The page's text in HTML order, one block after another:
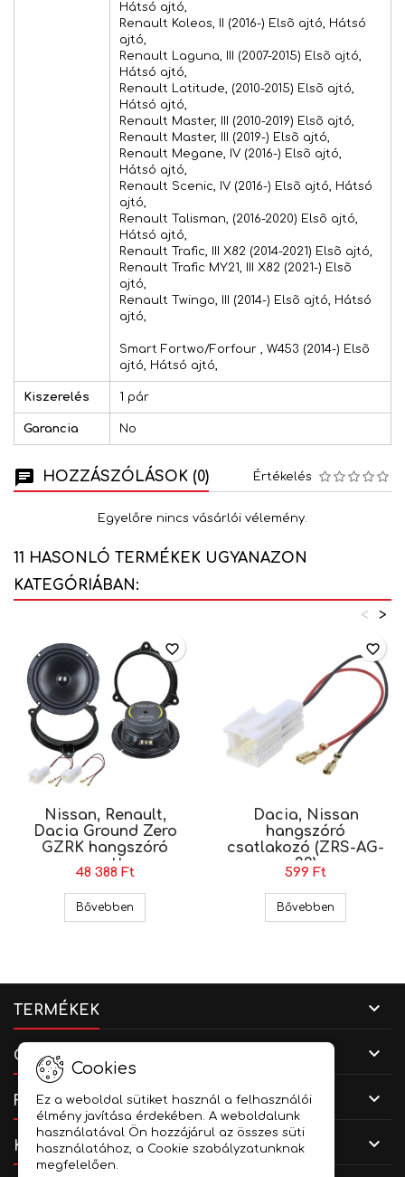
Hátsó ajtó,
Renault Koleos, II (2016-) Elsõ ajtó, Hátsó
ajtó,
Renault Laguna, III (2007-2015) Elsõ ajtó,
Hátsó ajtó,
Renault Latitude, (2010-2015) Elsõ ajtó,
Hátsó ajtó,
Renault Master, III (2010-2019) Elsõ ajtó,
Renault Master, III (2019-) Elsõ ajtó,
Renault Megane, IV (2016-) Elsõ ajtó,
Hátsó ajtó,
Renault Scenic, IV (2016-) Elsõ ajtó, Hátsó
ajtó,
Renault Talisman, (2016-2020) Elsõ ajtó,
Hátsó ajtó,
Renault Trafic, III X82 (2014-2021) Elsõ ajtó,
Renault Trafic MY21, III X82 (2021-) Elsõ
ajtó,
Renault Twingo, III (2014-) Elsõ ajtó, Hátsó
ajtó,
Smart Fortwo/Forfour , W453 (2014-) Elsõ
ajtó, Hátsó ajtó,
Kiszerelés 1 pár
Garancia No
HOZZÁSZÓLÁSOK (0) Értékelés
Egyelőre nincs vásárlói vélemény.
11 HASONLÓ TERMÉKEK UGYANAZON
KATEGÓRIÁBAN:
>
<
Nissan, Renault,
Dacia Ground Zero
GZRK hangszóró
szett
48 388 Ft
Bővebben Nissan, Renault, Dacia Ground Zero GZRK
favorite_border
Dacia, Nissan
hangszóró
csatlakozó (ZRS-AG-
22)
599 Ft
Bővebben
favorite_border
TERMÉKEK 
CÉGADATOK 
FIÓKOD 
KAPCSOLAT 
Cookies
Ez a weboldal sütiket használ a felhasználói
élmény javítása érdekében. A weboldalunk
használatával Ön hozzájárul az összes süti
használatához, a Cookie szabályzatunknak
megfelelően.